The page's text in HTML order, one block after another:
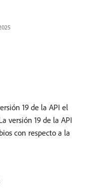
19 de la API el
versión 19 de la API
con respecto a la